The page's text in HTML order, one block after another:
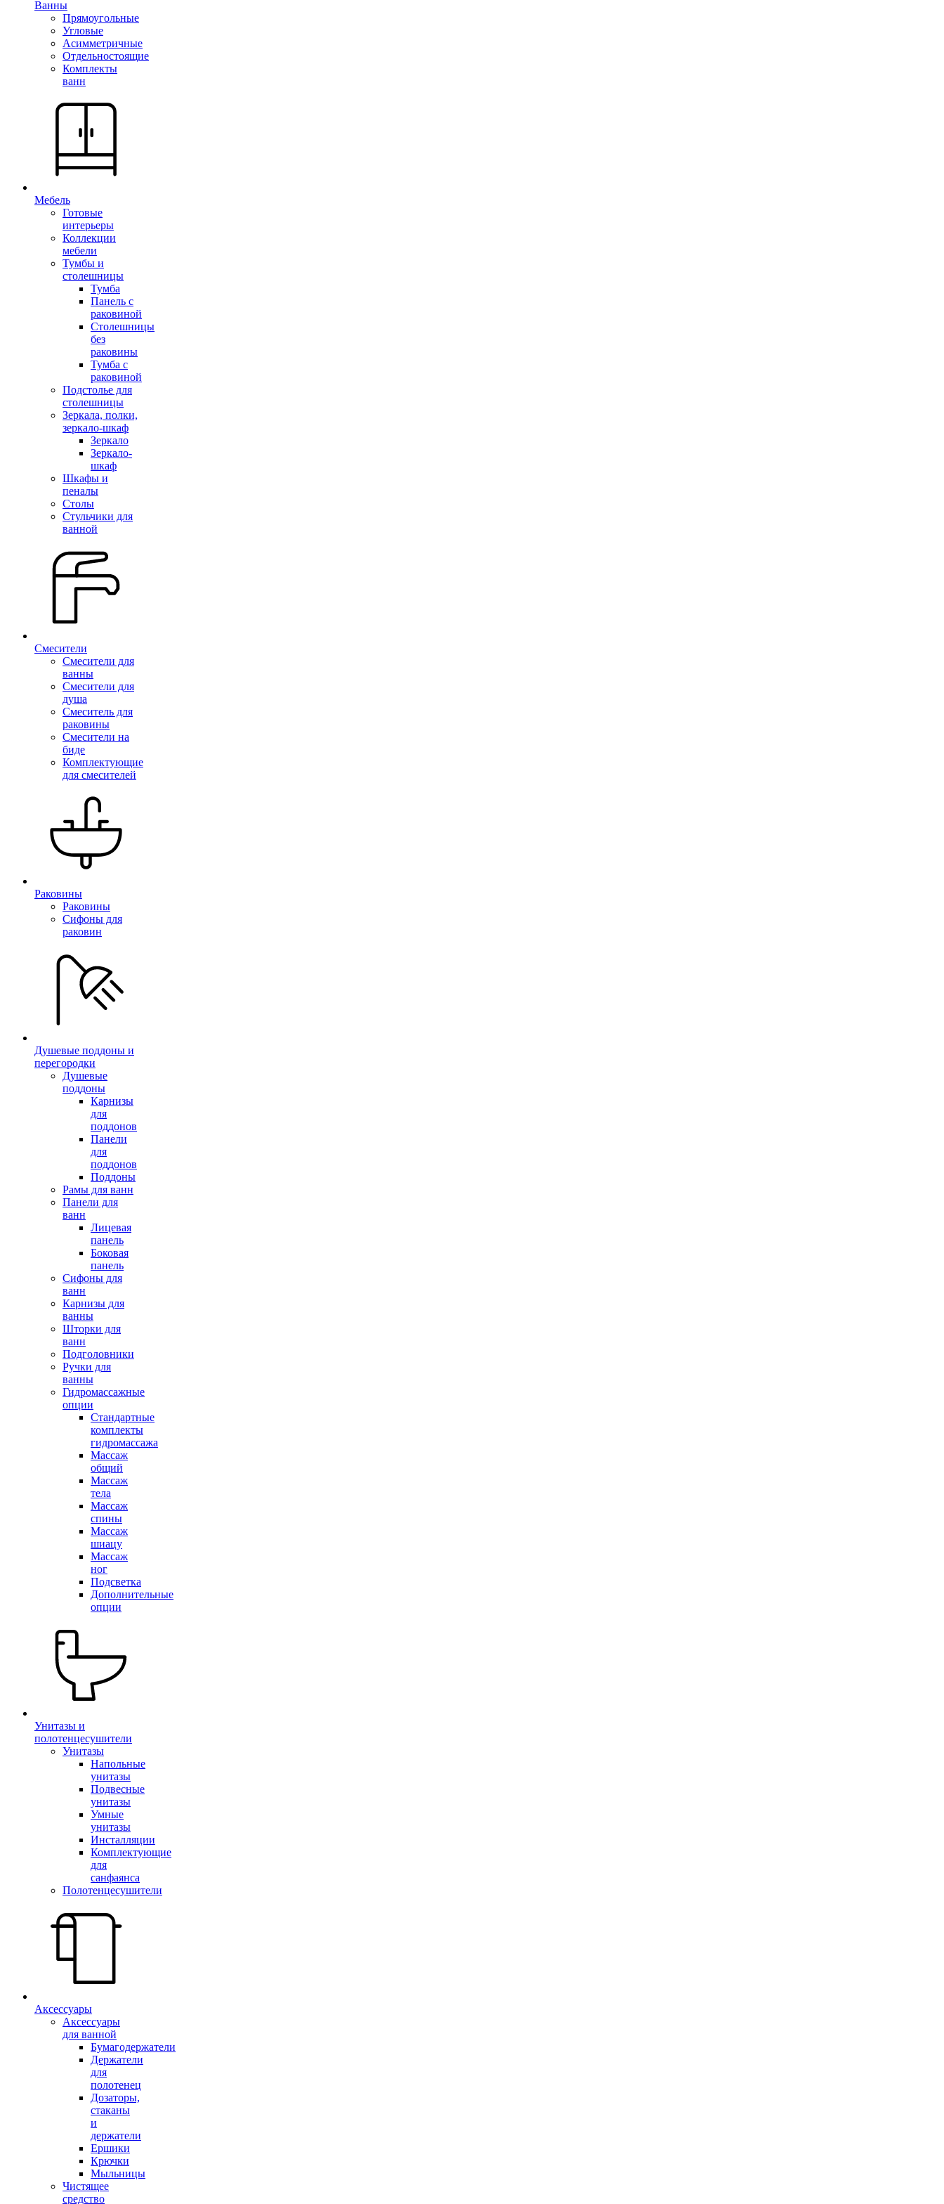
Ванны
Прямоугольные
Угловые
Асимметричные
Отдельностоящие
Комплекты
ванн
Мебель
Готовые
интерьеры
Коллекции
мебели
Тумбы и
столешницы
Тумба
Панель с
раковиной
Столешницы
без
раковины
Тумба с
раковиной
Подстолье для
столешницы
Зеркала, полки,
зеркало-шкаф
Зеркало
Зеркало-
шкаф
Шкафы и
пеналы
Столы
Стульчики для
ванной
Смесители
Смесители для
ванны
Смесители для
душа
Смеситель для
раковины
Смесители на
биде
Комплектующие
для смесителей
Раковины
Раковины
Сифоны для
раковин
Душевые поддоны и
перегородки
Душевые
поддоны
Карнизы
для
поддонов
Панели
для
поддонов
Поддоны
Рамы для ванн
Панели для
ванн
Лицевая
панель
Боковая
панель
Сифоны для
ванн
Карнизы для
ванны
Шторки для
ванн
Подголовники
Ручки для
ванны
Гидромассажные
опции
Стандартные
комплекты
гидромассажа
Массаж
общий
Массаж
тела
Массаж
спины
Массаж
шиацу
Массаж
ног
Подсветка
Дополнительные
опции
Унитазы и
полотенцесушители
Унитазы
Напольные
унитазы
Подвесные
унитазы
Умные
унитазы
Инсталляции
Комплектующие
для
санфаянса
Полотенцесушители
Аксессуары
Аксессуары
для ванной
Бумагодержатели
Держатели
для
полотенец
Дозаторы,
стаканы
и
держатели
Ершики
Крючки
Мыльницы
Чистящее
средство